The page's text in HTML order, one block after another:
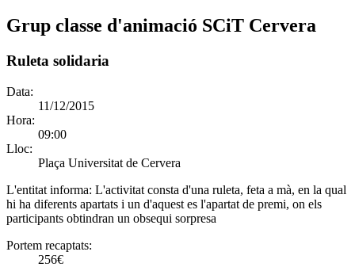
Grup classe d'animació SCiT Cervera
Ruleta solidaria
Data:
11/12/2015
Hora:
09:00
Lloc:
Plaça Universitat de Cervera
L'entitat informa: L'activitat consta d'una ruleta, feta a mà, en la qual
hi ha diferents apartats i un d'aquest es l'apartat de premi, on els
participants obtindran un obsequi sorpresa
Portem recaptats:
256€